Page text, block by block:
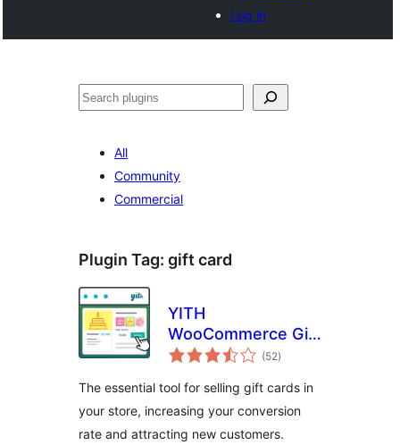
Log in
ရှာ
All
Community
Commercial
Plugin Tag: gift card
YITH
WooCommerce Gift
Cards
(52total
ratings
)
The essential tool for selling gift cards in
your store, increasing your conversion
rate and attracting new customers.